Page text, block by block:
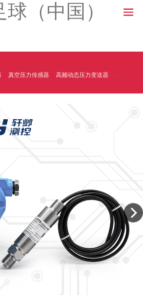
（中国）
真空压力传感器 高频动态压力变送器 温压一体